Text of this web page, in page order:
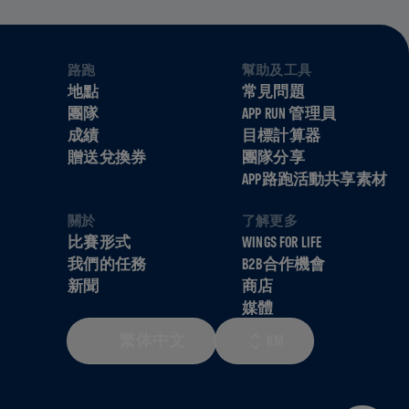
路跑
地點
團隊
成績
贈送兌換券
幫助及工具
常見問題
APP RUN 管理員
目標計算器
團隊分享
APP路跑活動共享素材
關於
比賽形式
我們的任務
新聞
了解更多
WINGS FOR LIFE
B2B合作機會
商店
媒體